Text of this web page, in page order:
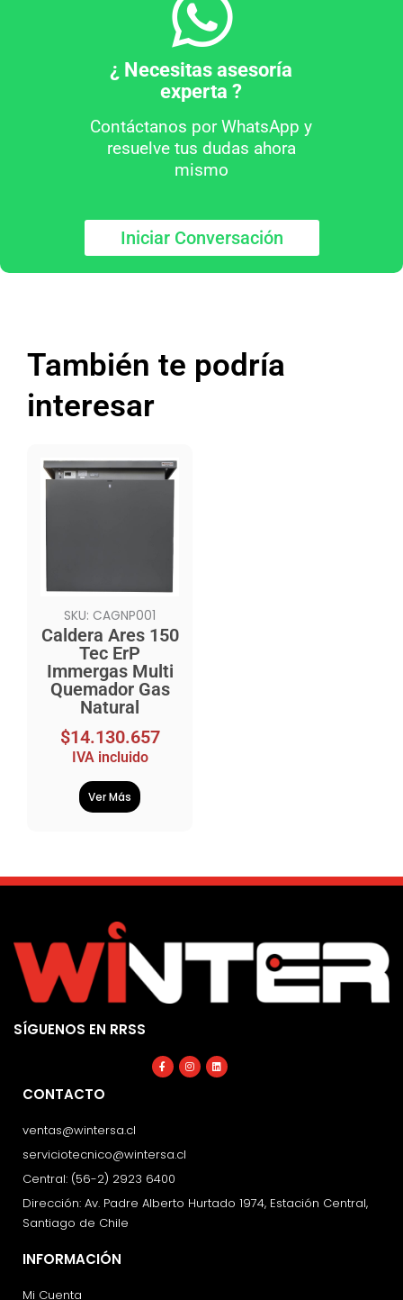
¿ Necesitas asesoría
experta ?
Contáctanos por WhatsApp y
resuelve tus dudas ahora
mismo
Iniciar Conversación
También te podría
interesar
SKU: CAGNP001
Caldera Ares 150
Tec ErP
Immergas Multi
Quemador Gas
Natural
$14.130.657
IVA incluido
Ver Más
SÍGUENOS EN RRSS
Facebook-
f
Instagram
Linkedin
CONTACTO
ventas@wintersa.cl
serviciotecnico@wintersa.cl
Central: (56-2) 2923 6400
Dirección: Av. Padre Alberto Hurtado 1974, Estación Central,
Santiago de Chile
INFORMACIÓN
Mi Cuenta